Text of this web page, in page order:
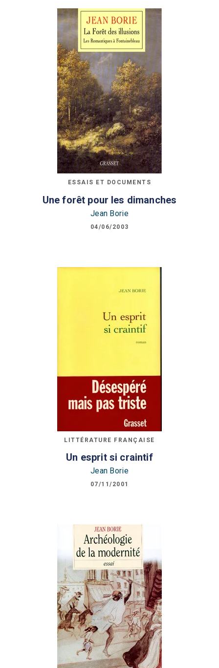
ESSAIS ET DOCUMENTS
Une forêt pour les dimanches
Jean Borie
04/06/2003
LITTÉRATURE FRANÇAISE
Un esprit si craintif
Jean Borie
07/11/2001